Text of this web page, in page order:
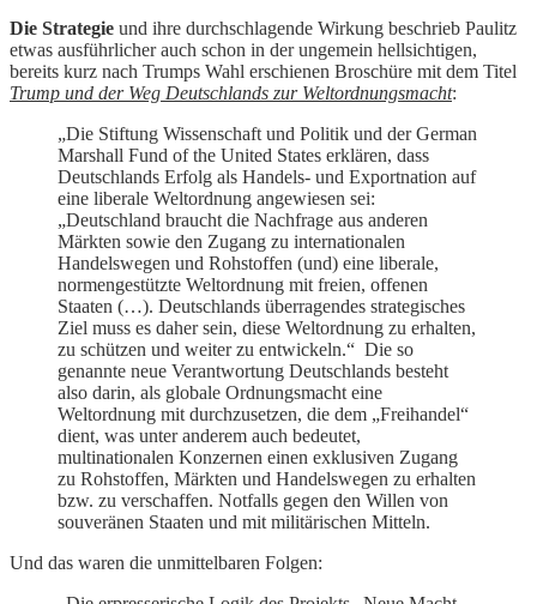
Die Strategie und ihre durchschlagende Wirkung beschrieb Paulitz
etwas ausführlicher auch schon in der ungemein hellsichtigen,
bereits kurz nach Trumps Wahl erschienen Broschüre mit dem Titel
Trump und der Weg Deutschlands zur Weltordnungsmacht:
„Die Stiftung Wissenschaft und Politik und der German
Marshall Fund of the United States erklären, dass
Deutschlands Erfolg als Handels- und Exportnation auf
eine liberale Weltordnung angewiesen sei:
„Deutschland braucht die Nachfrage aus anderen
Märkten sowie den Zugang zu internationalen
Handelswegen und Rohstoffen (und) eine liberale,
normengestützte Weltordnung mit freien, offenen
Staaten (…). Deutschlands überragendes strategisches
Ziel muss es daher sein, diese Weltordnung zu erhalten,
zu schützen und weiter zu entwickeln.“ Die so
genannte neue Verantwortung Deutschlands besteht
also darin, als globale Ordnungsmacht eine
Weltordnung mit durchzusetzen, die dem „Freihandel“
dient, was unter anderem auch bedeutet,
multinationalen Konzernen einen exklusiven Zugang
zu Rohstoffen, Märkten und Handelswegen zu erhalten
bzw. zu verschaffen. Notfalls gegen den Willen von
souveränen Staaten und mit militärischen Mitteln.
Und das waren die unmittelbaren Folgen: